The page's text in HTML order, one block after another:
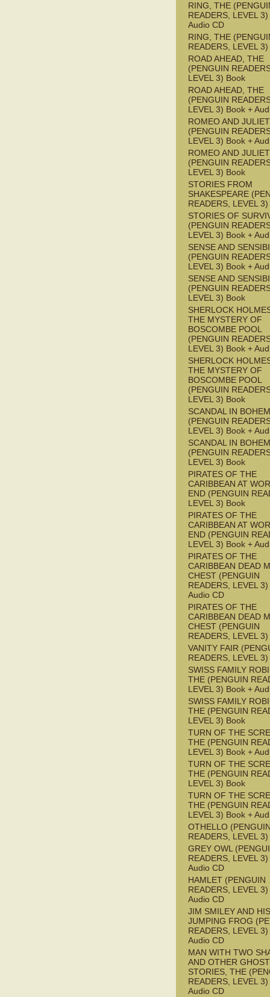
RING, THE
READERS, LEVEL
Audio CD
RING, THE
READERS, LEVEL
ROAD AHEAD, THE
(PENGUIN
LEVEL 3) Book
ROAD AHEAD, THE
(PENGUIN
LEVEL 3) Book +
ROMEO AND JULIET
(PENGUIN
LEVEL 3) Book +
ROMEO AND JULIET
(PENGUIN
LEVEL 3) Book
STORIES FROM
SHAKESPEARE
READERS, LEVEL
STORIES OF
(PENGUIN
LEVEL 3) Book +
SENSE AND
(PENGUIN
LEVEL 3) Book +
SENSE AND
(PENGUIN
LEVEL 3) Book
SHERLOCK
THE MYSTERY OF
BOSCOMBE POOL
(PENGUIN
LEVEL 3) Book +
SHERLOCK
THE MYSTERY OF
BOSCOMBE POOL
(PENGUIN
LEVEL 3) Book
SCANDAL IN
(PENGUIN
LEVEL 3) Book +
SCANDAL IN
(PENGUIN
LEVEL 3) Book
PIRATES OF THE
CARIBBEAN AT
END (PENGUIN
LEVEL 3) Book
PIRATES OF THE
CARIBBEAN AT
END (PENGUIN
LEVEL 3) Book +
PIRATES OF THE
CARIBBEAN DEAD
CHEST (PENGUIN
READERS, LEVEL
Audio CD
PIRATES OF THE
CARIBBEAN DEAD
CHEST (PENGUIN
READERS, LEVEL
VANITY FAIR
READERS, LEVEL
SWISS FAMILY
THE (PENGUIN
LEVEL 3) Book +
SWISS FAMILY
THE (PENGUIN
LEVEL 3) Book
TURN OF THE
THE (PENGUIN
LEVEL 3) Book +
TURN OF THE
THE (PENGUIN
LEVEL 3) Book
TURN OF THE
THE (PENGUIN
LEVEL 3) Book +
OTHELLO
READERS, LEVEL
GREY OWL
READERS, LEVEL
Audio CD
HAMLET (PENGUIN
READERS, LEVEL
Audio CD
JIM SMILEY AND HIS
JUMPING FROG
READERS, LEVEL
Audio CD
MAN WITH TWO
AND OTHER GHOST
STORIES, THE
READERS, LEVEL
Audio CD